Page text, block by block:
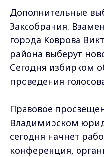
Дополнительные
Заксобрания.
города Коврова
района выберут
Сегодня избирком
проведения
Правовое
Владимирском
сегодня начнет
конференция,